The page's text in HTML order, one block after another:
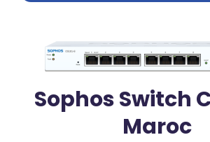
Sophos Switch
Maroc